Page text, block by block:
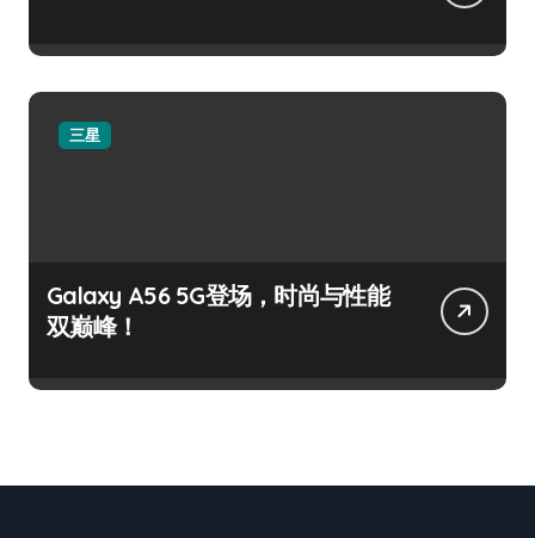
三星
Galaxy A56 5G登场，时尚与性能
双巅峰！